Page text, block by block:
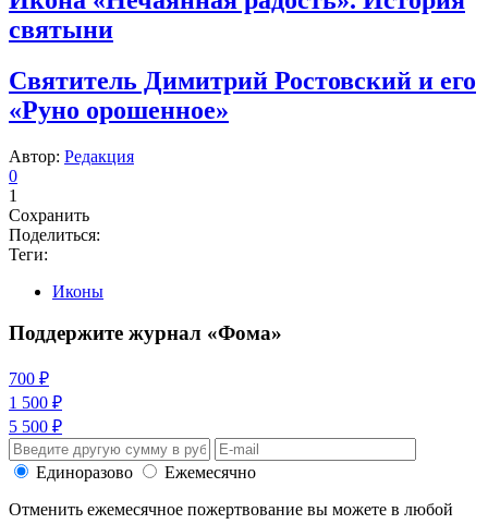
святыни
Святитель Димитрий Ростовский и его
«Руно орошенное»
Автор: Редакция
0
1
Сохранить
Поделиться:
Теги:
Иконы
Поддержите журнал «Фома»
700 ₽
1 500 ₽
5 500 ₽
Единоразово
Ежемесячно
Отменить ежемесячное пожертвование вы можете в любой